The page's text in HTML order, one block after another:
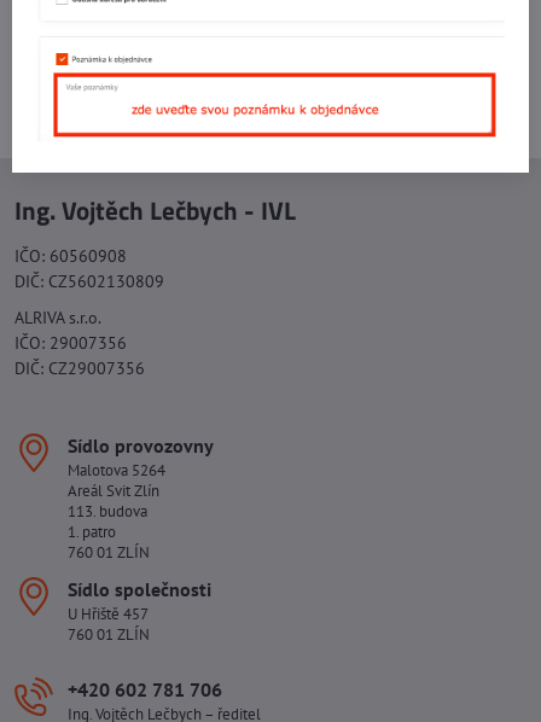
+420 577 523 563
Ing. Vojtěch Lečbych - IVL
IČO: 60560908
DIČ: CZ5602130809
ALRIVA s.r.o.
IČO: 29007356
DIČ: CZ29007356
Sídlo provozovny
Malotova 5264
Areál Svit Zlín
113. budova
1. patro
760 01 ZLÍN
Sídlo společnosti
U Hřiště 457
760 01 ZLÍN
+420 602 781 706
Ing. Vojtěch Lečbych – ředitel